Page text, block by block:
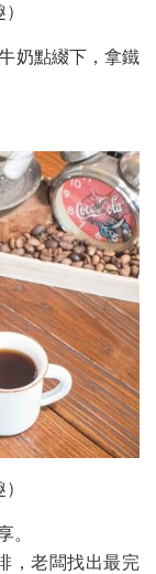
奶點綴下，拿鐵
。
，老闆找出最完